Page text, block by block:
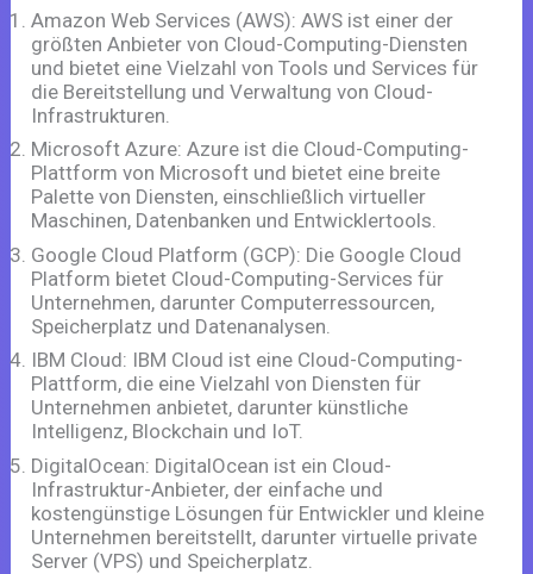
Amazon Web Services (AWS): AWS ist einer der
größten Anbieter von Cloud-Computing-Diensten
und bietet eine Vielzahl von Tools und Services für
die Bereitstellung und Verwaltung von Cloud-
Infrastrukturen.
Microsoft Azure: Azure ist die Cloud-Computing-
Plattform von Microsoft und bietet eine breite
Palette von Diensten, einschließlich virtueller
Maschinen, Datenbanken und Entwicklertools.
Google Cloud Platform (GCP): Die Google Cloud
Platform bietet Cloud-Computing-Services für
Unternehmen, darunter Computerressourcen,
Speicherplatz und Datenanalysen.
IBM Cloud: IBM Cloud ist eine Cloud-Computing-
Plattform, die eine Vielzahl von Diensten für
Unternehmen anbietet, darunter künstliche
Intelligenz, Blockchain und IoT.
DigitalOcean: DigitalOcean ist ein Cloud-
Infrastruktur-Anbieter, der einfache und
kostengünstige Lösungen für Entwickler und kleine
Unternehmen bereitstellt, darunter virtuelle private
Server (VPS) und Speicherplatz.